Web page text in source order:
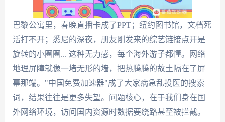
巴黎公寓里，春晚直播卡成了PPT；纽约图书馆，文档死
活打不开；悉尼的深夜，朋友刚发来的综艺链接点开是
旋转的小圈圈... 这种无力感，每个海外游子都懂。网络
地理屏障就像一堵无形的墙，把热腾腾的故土隔在了屏
幕那端。"中国免费加速器"成了大家病急乱投医的搜索
词，结果往往是更多失望。问题核心，在于我们身在国
外网络环境，访问国内资源时数据要绕路甚至被拦截。